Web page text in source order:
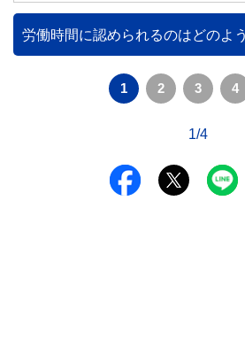
労働時間に認められるのはどのよ
1 2 3 4
1/4